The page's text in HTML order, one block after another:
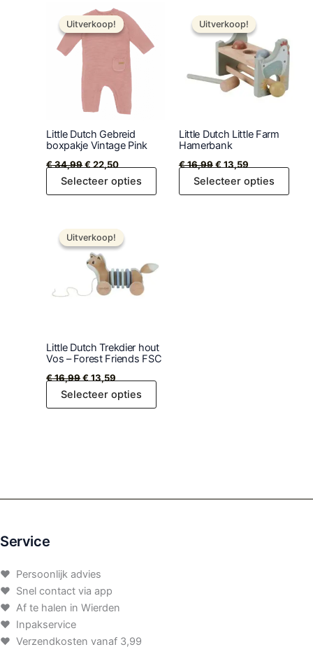
Uitverkoop!
Uitverkoop!
Little Dutch Gebreid
boxpakje Vintage Pink
€34,99
Oorspronkelijke
prijs
was:
€22,50
prijs
is:
€ 22,50.
Selecteer opties
product
variaties.
gekozen
worden
de
Uitverkoop!
Uitverkoop!
Little Dutch Little Farm
Hamerbank
€16,99
prijs
was:
€ 16,99.
€13,59
prijs
is:
€ 13,59.
Selecteer opties
Uitverkoop!
Uitverkoop!
Little Dutch Trekdier hout
Vos – Forest Friends FSC
€16,99
prijs
was:
€ 16,99.
€13,59
prijs
is:
Selecteer opties
Service
♥ Persoonlijk advies
♥ Snel contact via app
♥ Af te halen in Wierden
♥ Inpakservice
♥ Verzendkosten vanaf 3,99